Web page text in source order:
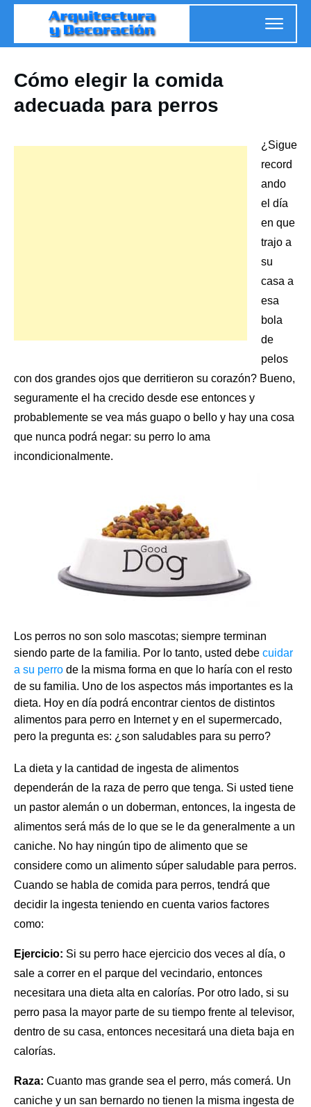
Cómo elegir la comida
adecuada para perros
¿Sigue
record
ando
el día
en que
trajo a
su
casa a
esa
bola
de
pelos
con dos grandes ojos que derritieron su corazón? Bueno,
seguramente el ha crecido desde ese entonces y
probablemente se vea más guapo o bello y hay una cosa
que nunca podrá negar: su perro lo ama
incondicionalmente.
Los perros no son solo mascotas; siempre terminan
siendo parte de la familia. Por lo tanto, usted debe cuidar
a su perro de la misma forma en que lo haría con el resto
de su familia. Uno de los aspectos más importantes es la
dieta. Hoy en día podrá encontrar cientos de distintos
alimentos para perro en Internet y en el supermercado,
pero la pregunta es: ¿son saludables para su perro?
La dieta y la cantidad de ingesta de alimentos
dependerán de la raza de perro que tenga. Si usted tiene
un pastor alemán o un doberman, entonces, la ingesta de
alimentos será más de lo que se le da generalmente a un
caniche. No hay ningún tipo de alimento que se
considere como un alimento súper saludable para perros.
Cuando se habla de comida para perros, tendrá que
decidir la ingesta teniendo en cuenta varios factores
como:
Ejercicio: Si su perro hace ejercicio dos veces al día, o
sale a correr en el parque del vecindario, entonces
necesitara una dieta alta en calorías. Por otro lado, si su
perro pasa la mayor parte de su tiempo frente al televisor,
dentro de su casa, entonces necesitará una dieta baja en
calorías.
Raza: Cuanto mas grande sea el perro, más comerá. Un
caniche y un san bernardo no tienen la misma ingesta de